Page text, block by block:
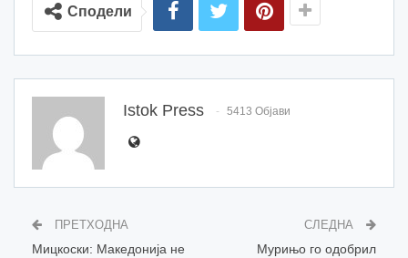
Сподели
Istok Press 5413 Објави
ПРЕТХОДНА
Мицкоски: Македонија не
СЛЕДНА
Мурињо го одобрил